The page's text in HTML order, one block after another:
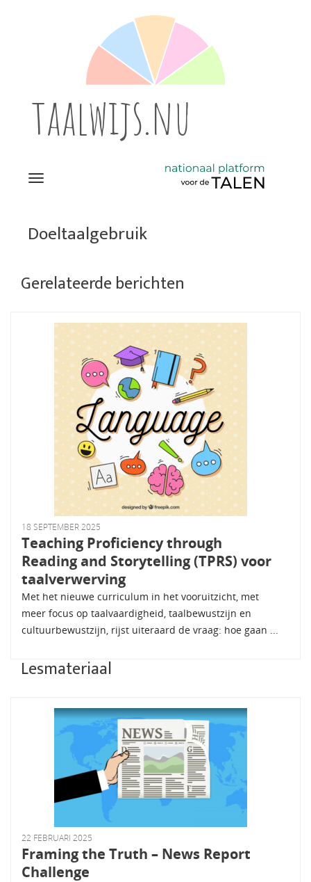
taalwijs.nu
Navigation
Doeltaalgebruik
Gerelateerde berichten
18 SEPTEMBER 2025
Teaching Proficiency through
Reading and Storytelling (TPRS) voor
taalverwerving
Met het nieuwe curriculum in het vooruitzicht, met
meer focus op taalvaardigheid, taalbewustzijn en
cultuurbewustzijn, rijst uiteraard de vraag: hoe gaan ...
Lesmateriaal
22 FEBRUARI 2025
Framing the Truth – News Report
Challenge